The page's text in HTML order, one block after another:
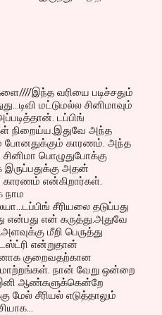
இந்த வரியை படிச்சதும்
மட்டுமல்ல சினிமாவும்
டப்பிங்
நிறைய்ய.இதுவே அந்த
போனதுக்கும் காரணம். அந்த
பொழுதுபோக்கு
இருப்பதுக்கு அதன்
என்கிறார்கள்.
நாம
சீரியலை தடுப்பது
என் கருத்து.அதுவே
மீறி பெருத்து
என்றுதான்
குறைவதற்கான
மாற்றங்கள். நான் வேறு ஒன்றை
ஆண்களுக்கென்றே
மேல் சீரியல் எடுத்தாலும்